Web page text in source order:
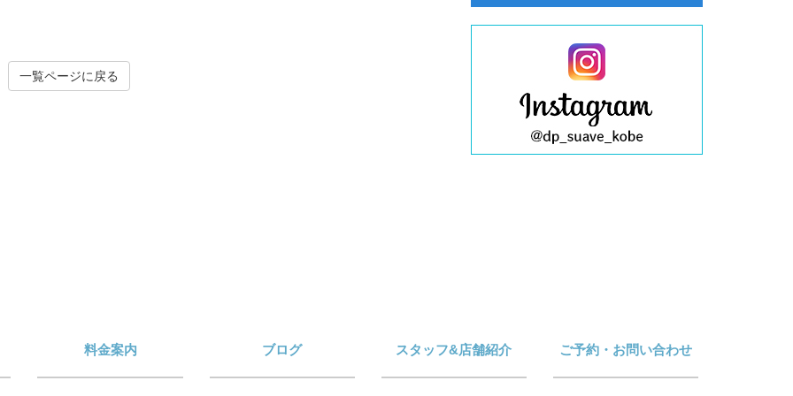
一覧ページに戻る
料金案内 ブログ スタッフ&店舗紹介 ご予約・お問い合わせ